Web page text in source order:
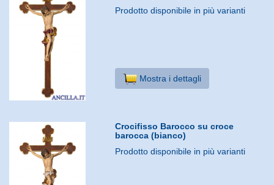
Prodotto disponibile in più varianti
Mostra i dettagli
Crocifisso Barocco su croce
barocca (bianco)
Prodotto disponibile in più varianti